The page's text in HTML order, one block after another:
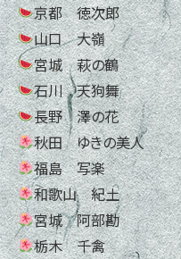
京都 徳次郎
山口 大嶺
宮城 萩の鶴
石川 天狗舞
長野 澤の花
秋田 ゆきの美人
福島 写楽
和歌山 紀土
宮城 阿部勘
栃木 千禽